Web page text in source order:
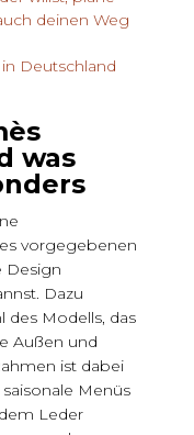
deinen Weg
Deutschland
was
vorgegebenen
Design
Dazu
des Modells, das
Außen und
ist dabei
Menüs
Leder